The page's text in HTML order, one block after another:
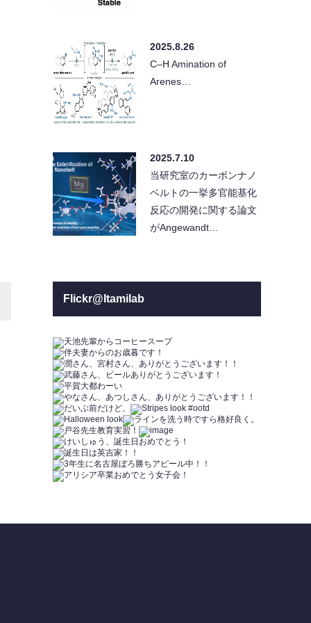
2025.8.26
C–H Amination of
Arenes…
2025.7.10
当研究室のカーボンナノ
ベルトの一挙多官能基化
反応の開発に関する論文
がAngewandt…
Flickr@Itamilab